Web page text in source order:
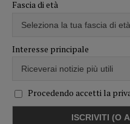
Fascia di età
Interesse principale
Procedendo accetti la